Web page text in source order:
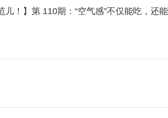
儿！】第 110期：“空气感”不仅能吃，还